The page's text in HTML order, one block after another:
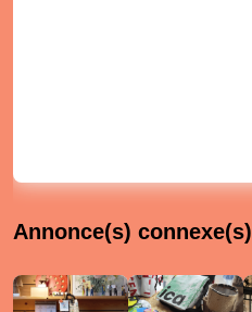
Annonce(s) connexe(s)